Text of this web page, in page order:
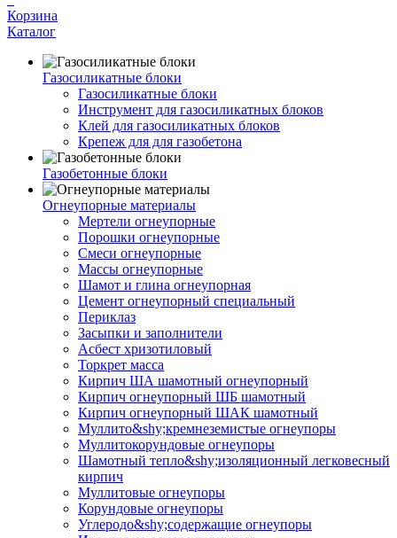
Корзина
Каталог
Газосиликатные блоки
Газосиликатные блоки
Инструмент для газосиликатных блоков
Клей для газосиликатных блоков
Крепеж для для газобетона
Газобетонные блоки
Огнеупорные материалы
Мертели огнеупорные
Порошки огнеупорные
Смеси огнеупорные
Массы огнеупорные
Шамот и глина огнеупорная
Цемент огнеупорный специальный
Периклаз
Засыпки и заполнители
Асбест хризотиловый
Торкрет масса
Кирпич ША шамотный огнеупорный
Кирпич огнеупорный ШБ шамотный
Кирпич огнеупорный ШАК шамотный
Муллито&shy;­кремнеземистые огнеупоры
Муллито­корундовые огнеупоры
Шамотный тепло&shy;изоляционный легковесный
кирпич
Муллитовые огнеупоры
Корундовые огнеупоры
Углеродо&shy;содержащие огнеупоры